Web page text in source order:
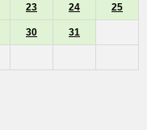
23 24 25
30 31